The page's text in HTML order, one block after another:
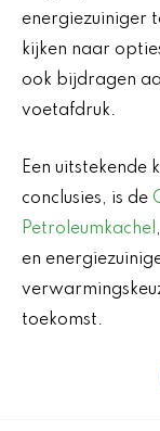
energiezuiniger
kijken naar
ook bijdragen
voetafdruk.
Een uitstekende
conclusies, is de
Petroleumkachel
en
toekomst.